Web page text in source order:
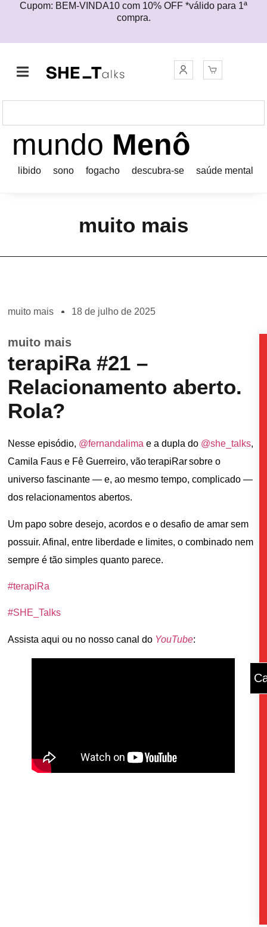
Cupom: BEM-VINDA10 com 10% OFF *válido para 1ª
compra.
libido sono fogacho descubra-se saúde mental
mundo Menô
muito mais
muito mais 18 de julho de 2025
muito mais
terapiRa #21 –
Relacionamento aberto.
Rola?
Nesse episódio, @fernandalima e a dupla do @she_talks,
Camila Faus e Fê Guerreiro, vão terapiRar sobre o
universo fascinante — e, ao mesmo tempo, complicado —
dos relacionamentos abertos.
Um papo sobre desejo, acordos e o desafio de amar sem
possuir. Afinal, entre liberdade e limites, o combinado nem
sempre é tão simples quanto parece.
#terapiRa
#SHE_Talks
Assista aqui ou no nosso canal do YouTube: